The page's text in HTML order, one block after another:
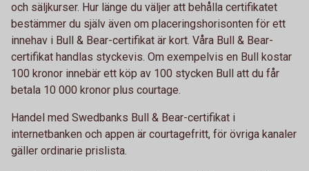
och säljkurser. Hur länge du väljer att behålla certifikatet
bestämmer du själv även om placeringshorisonten för ett
innehav i Bull & Bear-certifikat är kort. Våra Bull & Bear-
certifikat handlas styckevis. Om exempelvis en Bull kostar
100 kronor innebär ett köp av 100 stycken Bull att du får
betala 10 000 kronor plus courtage.
Handel med Swedbanks Bull & Bear-certifikat i
internetbanken och appen är courtagefritt, för övriga kanaler
gäller ordinarie prislista.